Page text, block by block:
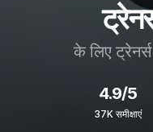
के लिए
4.9/5
37K समीक्षाएं